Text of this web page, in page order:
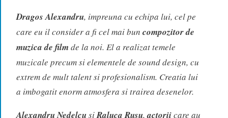
Dragos Alexandru, impreuna cu echipa lui, cel pe
care eu il consider a fi cel mai bun compozitor de
muzica de film de la noi. El a realizat temele
muzicale precum si elementele de sound design, cu
extrem de mult talent si profesionalism. Creatia lui
a imbogatit enorm atmosfera si trairea desenelor.
Alexandru NedelcusiRaluca Rusu,actoriicare au